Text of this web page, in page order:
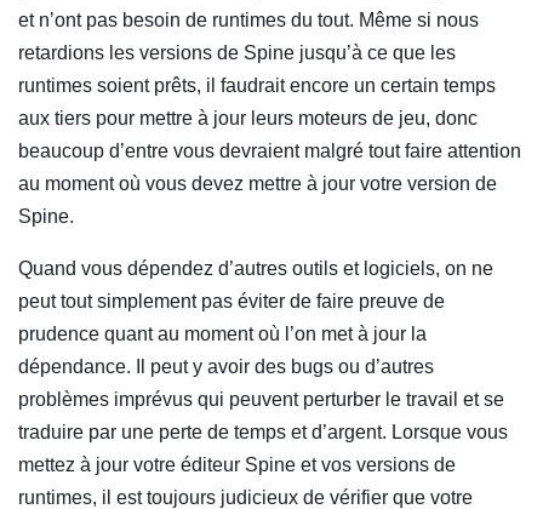
et n’ont pas besoin de runtimes du tout. Même si nous
retardions les versions de Spine jusqu’à ce que les
runtimes soient prêts, il faudrait encore un certain temps
aux tiers pour mettre à jour leurs moteurs de jeu, donc
beaucoup d’entre vous devraient malgré tout faire attention
au moment où vous devez mettre à jour votre version de
Spine.
Quand vous dépendez d’autres outils et logiciels, on ne
peut tout simplement pas éviter de faire preuve de
prudence quant au moment où l’on met à jour la
dépendance. Il peut y avoir des bugs ou d’autres
problèmes imprévus qui peuvent perturber le travail et se
traduire par une perte de temps et d’argent. Lorsque vous
mettez à jour votre éditeur Spine et vos versions de
runtimes, il est toujours judicieux de vérifier que votre